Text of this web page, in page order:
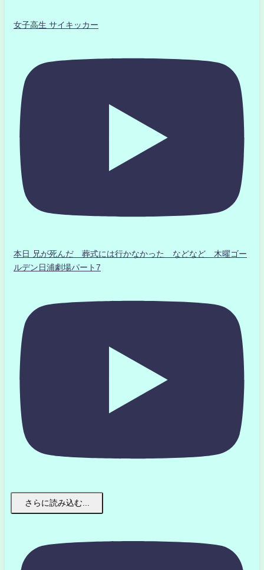
女子高生 サイキッカー
本日 兄が死んだ 葬式には行かなかった などなど 木曜ゴー
ルデン日浦劇場パート7
さらに読み込む...